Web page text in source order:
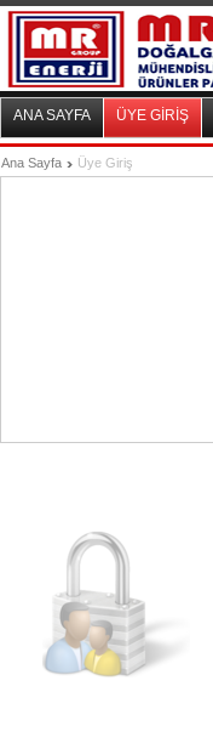
ANA SAYFA ÜYE GİRİŞ
Ana Sayfa Üye Giriş